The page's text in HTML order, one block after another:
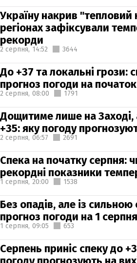
Україну накрив "тепловий
регіонах зафіксували
рекорди
2 серпня, 14:52 3644
До +37 та локальні грози:
прогноз погоди на
2 серпня, 08:00 1791
Дощитиме лише на Заході,
+35: яку погоду
2 серпня, 06:57 2691
Спека на початку серпня:
рекордні показники
1 серпня, 20:00 1538
Без опадів, але із
прогноз погоди на 1 серпня
1 серпня, 09:05 653
Серпень приніс спеку до